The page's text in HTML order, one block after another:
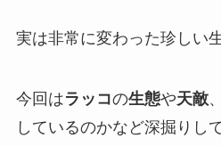
実は非常に変わった珍しい
今回はラッコの生態や天敵、
しているのかなど深掘りし